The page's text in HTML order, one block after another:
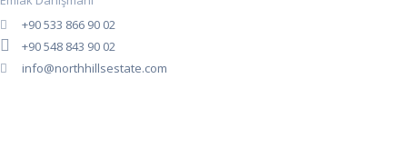
+90 533 866 90 02
+90 548 843 90 02
info@northhillsestate.com